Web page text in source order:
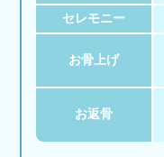
セレモニー
お骨上げ
お返骨